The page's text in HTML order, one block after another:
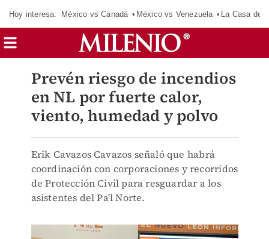
Hoy interesa: México vs Canadá México vs Venezuela La Casa de
Prevén riesgo de incendios
en NL por fuerte calor,
viento, humedad y polvo
Erik Cavazos Cavazos señaló que habrá
coordinación con corporaciones y recorridos
de Protección Civil para resguardar a los
asistentes del Pa'l Norte.